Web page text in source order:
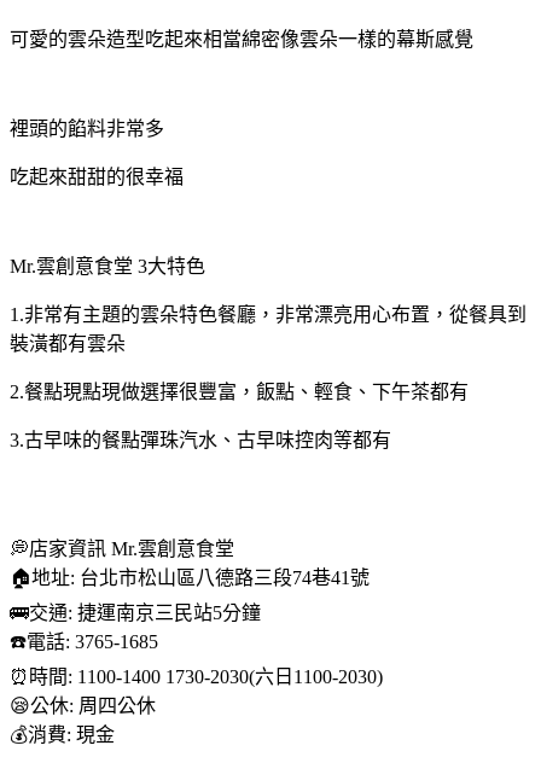
可愛的雲朵造型吃起來相當綿密像雲朵一樣的幕斯感覺
裡頭的餡料非常多
吃起來甜甜的很幸福
Mr.雲創意食堂 3大特色
1.非常有主題的雲朵特色餐廳，非常漂亮用心布置，從餐具到
裝潢都有雲朵
2.餐點現點現做選擇很豐富，飯點、輕食、下午茶都有
3.古早味的餐點彈珠汽水、古早味控肉等都有
💭店家資訊 Mr.雲創意食堂
🏠地址: 台北市松山區八德路三段74巷41號
🚌交通: 捷運南京三民站5分鐘
☎️電話: 3765-1685
⏰時間: 1100-1400 1730-2030(六日1100-2030)
😪公休: 周四公休
💰消費: 現金